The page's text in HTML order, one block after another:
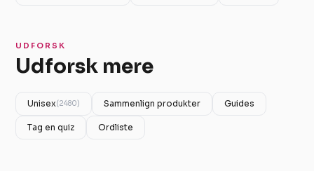
UDFORSK
Udforsk mere
Unisex(2480) Sammenlign produkter Guides
Tag en quiz Ordliste